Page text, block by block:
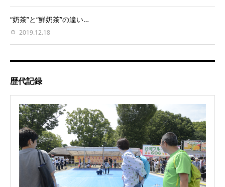
“奶茶”と“鮮奶茶”の違い…
2019.12.18
歴代記録